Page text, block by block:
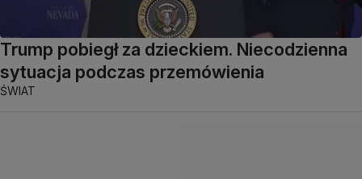
Trump pobiegł za dzieckiem. Niecodzienna
sytuacja podczas przemówienia
ŚWIAT